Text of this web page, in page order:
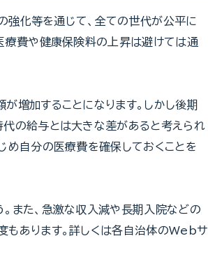
の強化等を通じて、全ての世代が公平に
療費や健康保険料の上昇は避けては通
増加することになります。しかし後期
の給与とは大きな差があると考えられ
め自分の医療費を確保しておくことを
また、急激な収入減や長期入院などの
あります。詳しくは各自治体のWebサ